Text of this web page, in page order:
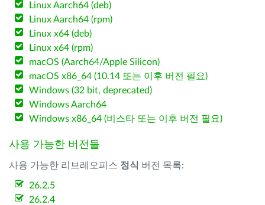
Linux Aarch64 (deb)
Linux Aarch64 (rpm)
Linux x64 (deb)
Linux x64 (rpm)
macOS (Aarch64/Apple Silicon)
macOS x86_64 (10.14 또는 이후 버전 필요)
Windows (32 bit, deprecated)
Windows Aarch64
Windows x86_64 (비스타 또는 이후 버전 필요)
사용 가능한 버전들
사용 가능한 리브레오피스 정식 버전 목록:
26.2.5
26.2.4